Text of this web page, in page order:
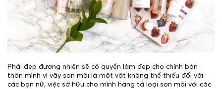
Phái đẹp đương nhiên sẽ có quyền làm đẹp cho chính bản
thân mình vì vậy son môi là một vật không thể thiếu đối với
các bạn nữ, việc sở hữu cho mình hàng tá loại son môi với các